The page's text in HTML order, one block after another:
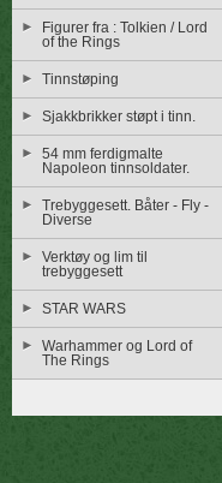
Figurer fra : Tolkien / Lord
of the Rings
Tinnstøping
Sjakkbrikker støpt i tinn.
54 mm ferdigmalte
Napoleon tinnsoldater.
Trebyggesett. Båter - Fly -
Diverse
Verktøy og lim til
trebyggesett
STAR WARS
Warhammer og Lord of
The Rings